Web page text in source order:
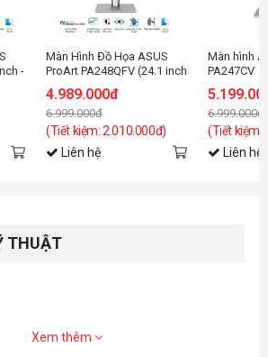
-
Màn Hình Đồ Họa ASUS
ProArt PA248QFV (24.1 inch
5ms - Speaker)
4.989.000đ
6.999.000đ
(Tiết kiệm: 2.010.000đ)
Liên hệ
Màn hình
PA247CV
6.999.000đ
(Tiết kiệm:
Liên hệ
THUẬT
Xem thêm